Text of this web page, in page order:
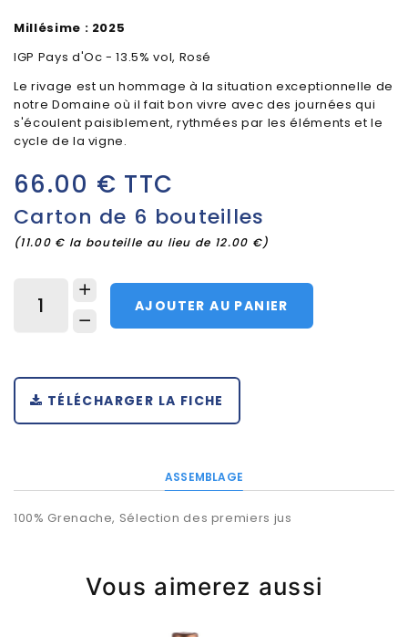
Millésime : 2025
IGP Pays d'Oc - 13.5% vol, Rosé
Le rivage est un hommage à la situation exceptionnelle de
notre Domaine où il fait bon vivre avec des journées qui
s'écoulent paisiblement, rythmées par les éléments et le
cycle de la vigne.
66.00 € TTC
Carton de 6 bouteilles
(11.00 € la bouteille au lieu de 12.00 €)
AJOUTER AU PANIER
TÉLÉCHARGER LA FICHE
ASSEMBLAGE
100% Grenache, Sélection des premiers jus
Vous aimerez aussi